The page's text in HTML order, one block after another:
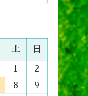
土 日
1
2
8
9